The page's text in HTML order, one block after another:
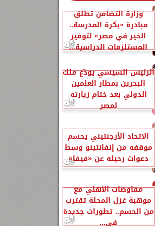
وزارة التضامن تطلق
مبادرة «بكرة المدرسة..
الخير في مصر» لتوفير
المستلزمات الدراسية...
الرئيس السيسي يودّع ملك
البحرين بمطار العلمين
الدولي بعد ختام زيارته
لمصر
الاتحاد الأرجنتيني يحسم
موقفه من إنفانتينو وسط
دعوات رحيله عن «فيفا»
مفاوضات الأهلي مع
موهبة غزل المحلة تقترب
من الحسم.. تطورات جديدة
في...